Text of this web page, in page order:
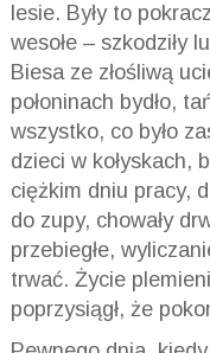
lesie. Były to
wesołe – szkodziły
Biesa ze złośliwą
połoninach bydło,
wszystko, co było
dzieci w kołyskach,
ciężkim dniu pracy,
do zupy, chowały
przebiegłe,
trwać. Życie
poprzysiągł, że